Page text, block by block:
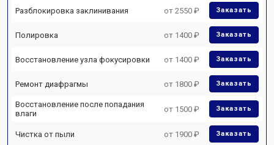
Разблокировка заклинивания от 2550 ₽ Заказать
Полировка от 1400 ₽ Заказать
Восстановление узла фокусировки от 1400 ₽ Заказать
Ремонт диафрагмы от 1800 ₽ Заказать
Восстановление после попадания
влаги
от 1500 ₽ Заказать
Чистка от пыли от 1900 ₽ Заказать